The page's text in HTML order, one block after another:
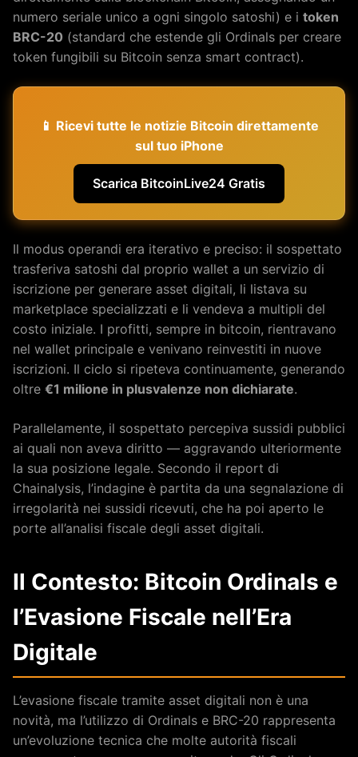
numero seriale unico a ogni singolo satoshi) e i token
BRC-20 (standard che estende gli Ordinals per creare
token fungibili su Bitcoin senza smart contract).
📱 Ricevi tutte le notizie Bitcoin direttamente
sul tuo iPhone
Scarica BitcoinLive24 Gratis
Il modus operandi era iterativo e preciso: il sospettato
trasferiva satoshi dal proprio wallet a un servizio di
iscrizione per generare asset digitali, li listava su
marketplace specializzati e li vendeva a multipli del
costo iniziale. I profitti, sempre in bitcoin, rientravano
nel wallet principale e venivano reinvestiti in nuove
iscrizioni. Il ciclo si ripeteva continuamente, generando
oltre €1 milione in plusvalenze non dichiarate.
Parallelamente, il sospettato percepiva sussidi pubblici
ai quali non aveva diritto — aggravando ulteriormente
la sua posizione legale. Secondo il report di
Chainalysis, l’indagine è partita da una segnalazione di
irregolarità nei sussidi ricevuti, che ha poi aperto le
porte all’analisi fiscale degli asset digitali.
Il Contesto: Bitcoin Ordinals e
l’Evasione Fiscale nell’Era
Digitale
L’evasione fiscale tramite asset digitali non è una
novità, ma l’utilizzo di Ordinals e BRC-20 rappresenta
un’evoluzione tecnica che molte autorità fiscali